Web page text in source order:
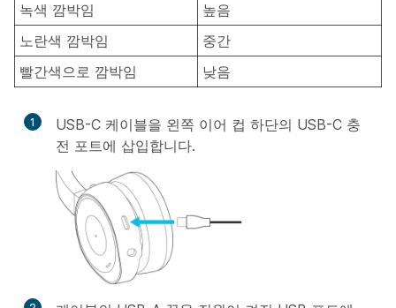
녹색 깜박임
높음
노란색 깜박임
중간
빨간색으로 깜박임
낮음
1
USB-C 케이블을 왼쪽 이어 컵 하단의 USB-C 충
전 포트에 삽입합니다.